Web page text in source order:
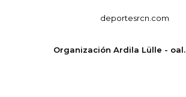
deportesrcn.com
Organización Ardila Lülle -